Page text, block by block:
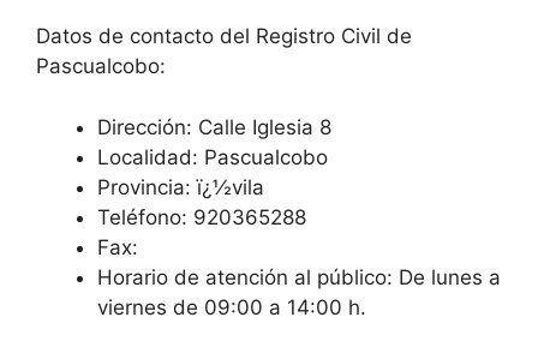
Datos de contacto del Registro Civil de
Pascualcobo:
Dirección: Calle Iglesia 8
Localidad: Pascualcobo
Provincia: ï¿½vila
Teléfono: 920365288
Fax:
Horario de atención al público: De lunes a
viernes de 09:00 a 14:00 h.